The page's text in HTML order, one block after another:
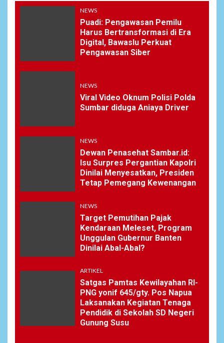
NEWS
Puadi: Pengawasan Pemilu
Harus Bertransformasi di Era
Digital, Bawaslu Perkuat
Pengawasan Siber
NEWS
Viral Video Oknum Polisi Polda
Sumbar diduga Aniaya Driver
NEWS
Dewan Penasehat Sambar.id:
Isu Surpres Pergantian Kapolri
Dinilai Menyesatkan, Presiden
Tetap Pemegang Kewenangan
NEWS
Target Pemutihan Pajak
Kendaraan Meleset, Program
Unggulan Gubernur Banten
Dinilai Abal-Abal?
ARTIKEL
Satgas Pamtas Kewilayahan RI-
PNG yonif 645/gty. Pos Napua
Laksanakan Kegiatan Tenaga
Pendidik di Sekolah SD Negeri
Gunung Susu